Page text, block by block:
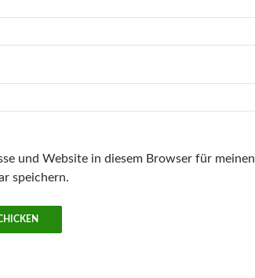
und Website in diesem Browser für meinen
speichern.